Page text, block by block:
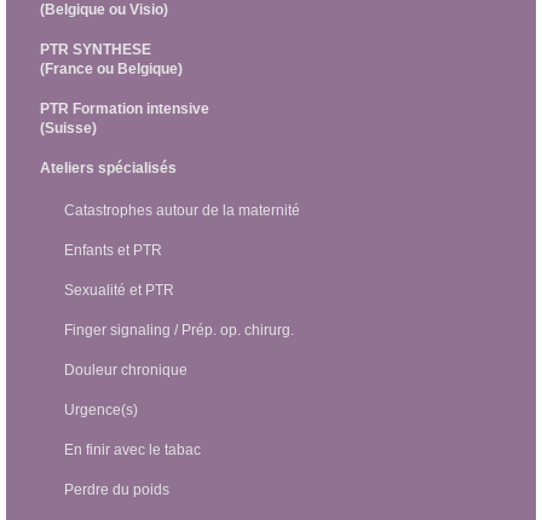
(Belgique ou Visio)
PTR SYNTHESE
(France ou Belgique)
PTR Formation intensive
(Suisse)
Ateliers spécialisés
Catastrophes autour de la maternité
Enfants et PTR
Sexualité et PTR
Finger signaling / Prép. op. chirurg.
Douleur chronique
Urgence(s)
En finir avec le tabac
Perdre du poids